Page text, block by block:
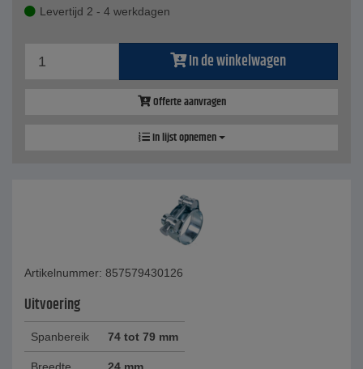
Levertijd 2 - 4 werkdagen
In de winkelwagen
Offerte aanvragen
In lijst opnemen
Artikelnummer: 857579430126
Uitvoering
Spanbereik 74 tot 79 mm